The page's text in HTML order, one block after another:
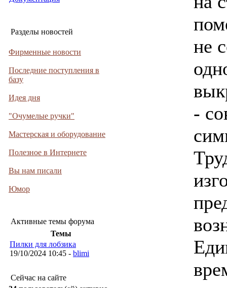
Разделы новостей
Фирменные новости
Последние поступления в
базу
Идея дня
"Очумелые ручки"
Мастерская и оборудование
Полезное в Интернете
Вы нам писали
Юмор
Активные темы форума
Темы
Пилки для лобзика
19/10/2024 10:45 - blimi
Сейчас на сайте
не
-